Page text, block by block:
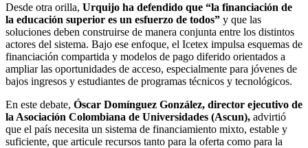
Desde otra orilla, Urquijo ha defendido que “la financiación de
la educación superior es un esfuerzo de todos” y que las
soluciones deben construirse de manera conjunta entre los distintos
actores del sistema. Bajo ese enfoque, el Icetex impulsa esquemas de
financiación compartida y modelos de pago diferido orientados a
ampliar las oportunidades de acceso, especialmente para jóvenes de
bajos ingresos y estudiantes de programas técnicos y tecnológicos.
En este debate, Óscar Domínguez González, director ejecutivo de
la Asociación Colombiana de Universidades (Ascun), advirtió
que el país necesita un sistema de financiamiento mixto, estable y
suficiente, que articule recursos tanto para la oferta como para la